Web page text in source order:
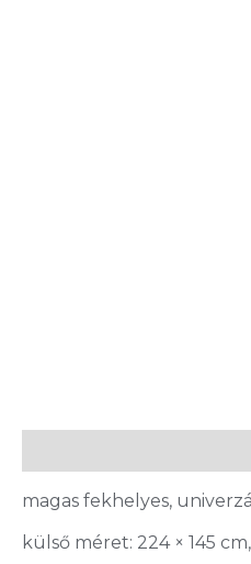
magas fekhelyes,
külső méret: 224 × 145